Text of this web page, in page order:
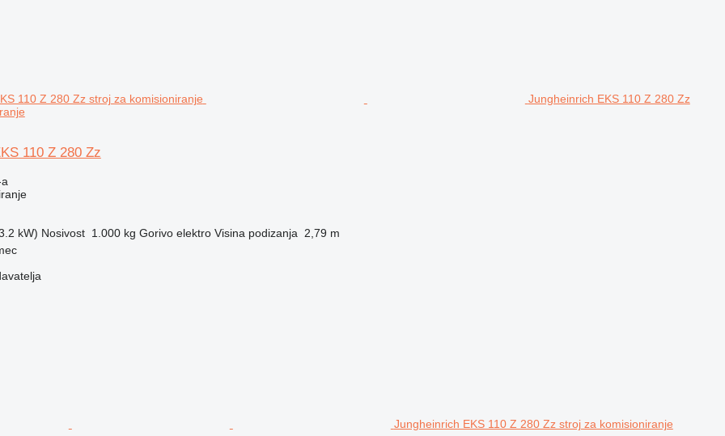
Jungheinrich EKS 110 Z 280 Zz
110 Z 280 Zz
kW) Nosivost 1.000 kg Gorivo elektro Visina podizanja
2,79 m
Jungheinrich EKS 110 Z 280 Zz stroj za komisioniranje